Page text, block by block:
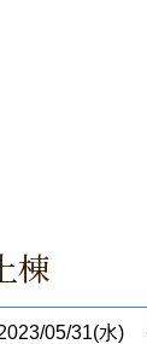
棟
05/31(水)